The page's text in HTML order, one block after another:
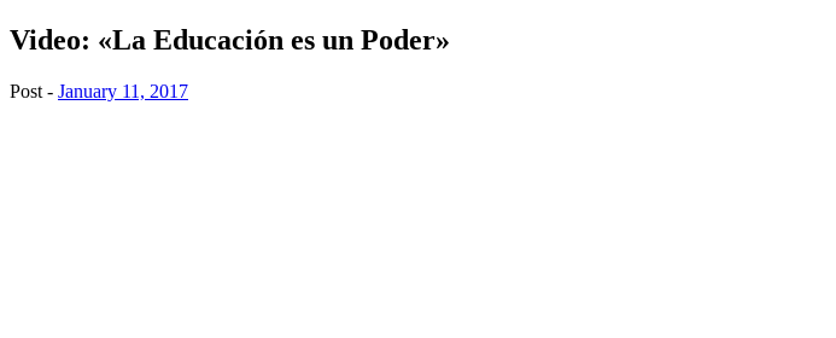
Video: «La Educación es un Poder»
Post - January 11, 2017